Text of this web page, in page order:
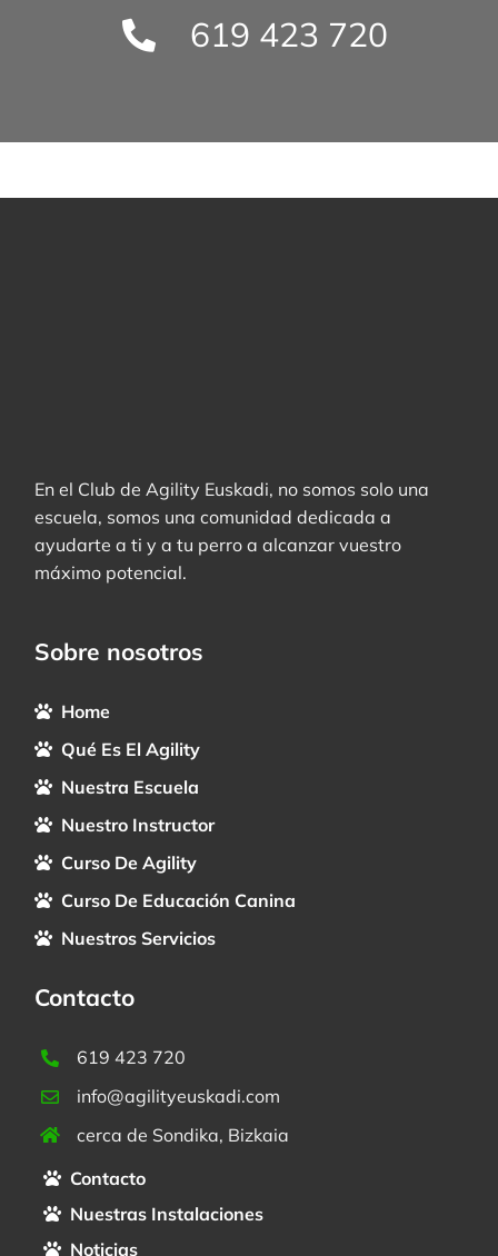
619 423 720
En el Club de Agility Euskadi, no somos solo una
escuela, somos una comunidad dedicada a
ayudarte a ti y a tu perro a alcanzar vuestro
máximo potencial.
Sobre nosotros
Home
Qué Es El Agility
Nuestra Escuela
Nuestro Instructor
Curso De Agility
Curso De Educación Canina
Nuestros Servicios
Contacto
619 423 720
info@agilityeuskadi.com
cerca de Sondika, Bizkaia
Contacto
Nuestras Instalaciones
Noticias